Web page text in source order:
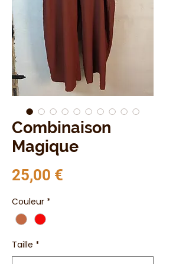
Combinaison
Magique
25,00 €
Couleur *
Taille *